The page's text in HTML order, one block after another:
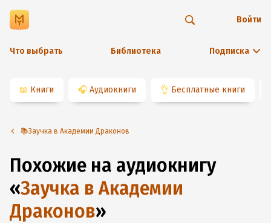
Что выбрать Библиотека Подписка
Войти
📖 Книги 🎧 Аудиокниги 👌 Бесплатные книги
📚Заучка в Академии Драконов
Похожие на аудиокнигу
«Заучка в Академии
Драконов»